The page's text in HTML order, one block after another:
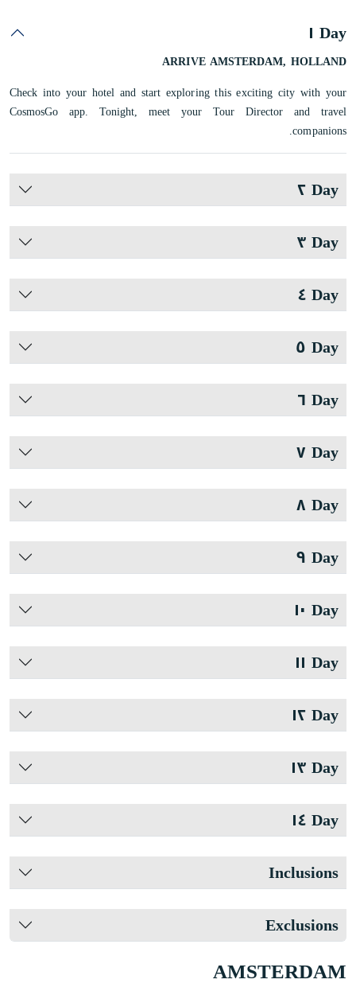
Day ١
ARRIVE AMSTERDAM, HOLLAND
Check into your hotel and start exploring this exciting city with your
CosmosGo app. Tonight, meet your Tour Director and travel
companions.
Day ٢
Day ٣
Day ٤
Day ٥
Day ٦
Day ٧
Day ٨
Day ٩
Day ١٠
Day ١١
Day ١٢
Day ١٣
Day ١٤
Inclusions
Exclusions
AMSTERDAM